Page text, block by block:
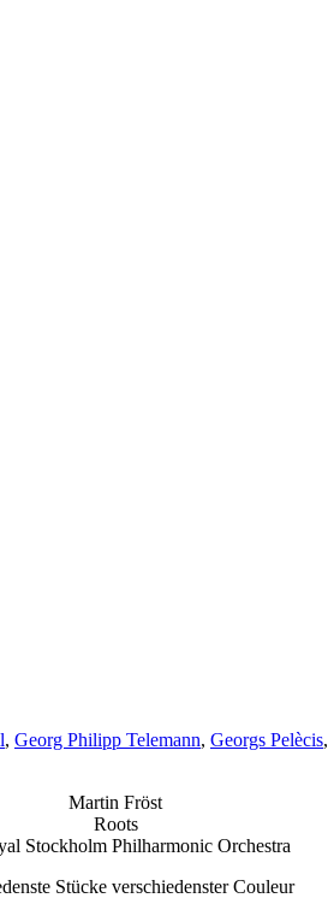
, Georg Philipp Telemann, Georgs Pelècis,
Martin Fröst
Roots
Stockholm Philharmonic Orchestra
Stücke verschiedenster Couleur